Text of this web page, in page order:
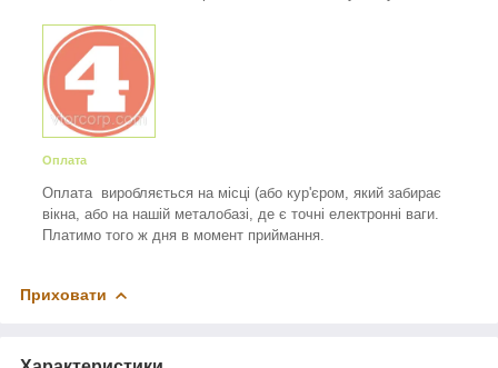
Оплата
Оплата виробляється на місці (або кур'єром, який забирає
вікна, або на нашій металобазі, де є точні електронні ваги.
Платимо того ж дня в момент приймання.
Приховати